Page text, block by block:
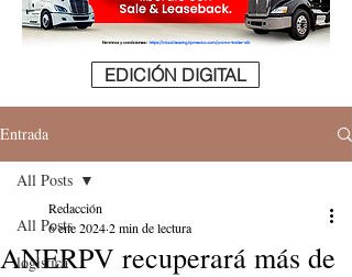
EDICIÓN DIGITAL
Entrada
All Posts
logistica
All Posts
ANERPV recuperará más de
Redacción
6 ene 20242 min de lectura